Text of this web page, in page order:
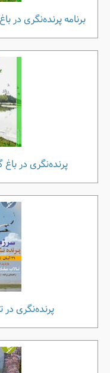
برنامه پرنده‌نگری در باغ
پرنده‌نگری در باغ
پرنده‌نگری در تالاب